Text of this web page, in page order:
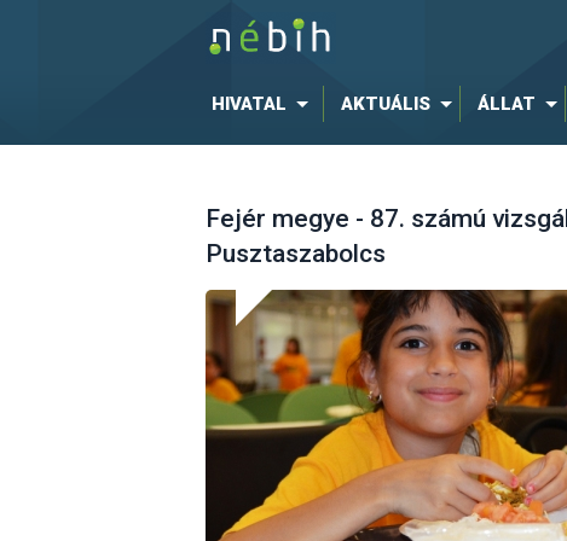
HIVATAL AKTUÁLIS ÁLLAT
Fejér megye - 87. számú
Pusztaszabolcs